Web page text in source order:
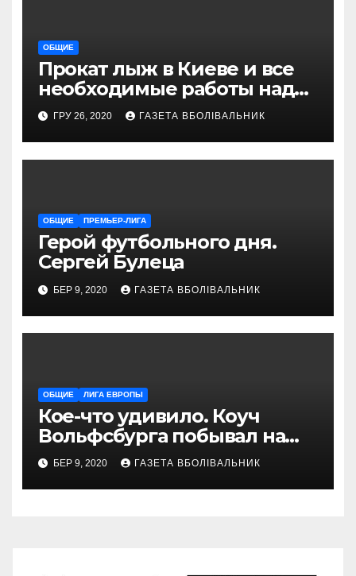
ОБЩИЕ
Прокат лыж в Киеве и все
необходимые работы над
снаряжением, которое
проводит магазин
«VELOPARK»
ГРУ 26, 2020 ГАЗЕТА ВБОЛІВАЛЬНИК
ОБЩИЕ ПРЕМЬЕР-ЛИГА
Герой футбольного дня.
Сергей Булеца
БЕР 9, 2020 ГАЗЕТА ВБОЛІВАЛЬНИК
ОБЩИЕ ЛИГА ЕВРОПЫ
Кое-что удивило. Коуч
Вольфсбурга побывал на
матче Шахтера с Колосом
БЕР 9, 2020 ГАЗЕТА ВБОЛІВАЛЬНИК